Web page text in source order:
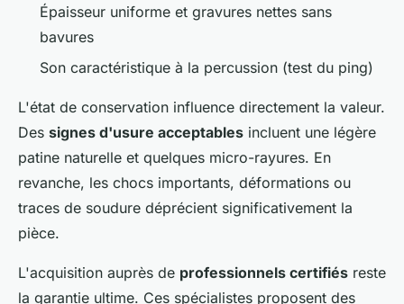
Épaisseur uniforme et gravures nettes sans
bavures
Son caractéristique à la percussion (test du ping)
L'état de conservation influence directement la valeur.
Des signes d'usure acceptables incluent une légère
patine naturelle et quelques micro-rayures. En
revanche, les chocs importants, déformations ou
traces de soudure déprécient significativement la
pièce.
L'acquisition auprès de professionnels certifiés reste
la garantie ultime. Ces spécialistes proposent des